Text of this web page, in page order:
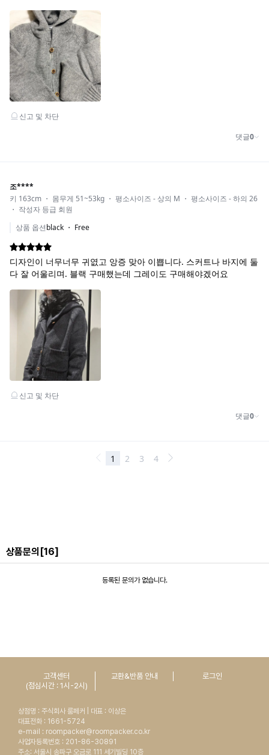
상품문의 [16]
등록된 문의가 없습니다.
고객센터
(점심시간 : 1시-2시)
교환&반품 안내 로그인
상점명 : 주식회사 룸페커 | 대표 : 이상은
대표전화 : 1661-5724
e-mail : roompacker@roompacker.co.kr
사업자등록번호 : 201-86-30891
주소: 서울시 송파구 오금로 111 세기빌딩 10층